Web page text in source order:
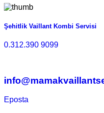
Şehitlik Vaillant Kombi Servisi
0.312.390 9099
Eposta